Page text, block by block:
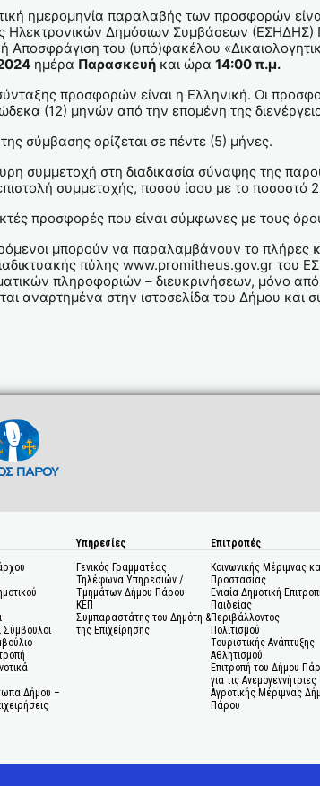
ημερομηνία παραλαβής των προσφορών
Ηλεκτρονικών Δημόσιων Συμβάσεων (ΕΣΗΔΗΣ)
Αποσφράγιση του (υπό)φακέλου
ημέρα Παρασκευή και ώρα 14:00 π.μ.
προσφορών είναι η Ελληνική. Οι
(12) μηνών από την επομένη της
σύμβασης ορίζεται σε πέντε (5) μήνες.
συμμετοχή στη διαδικασία σύναψης της
συμμετοχής, ποσού ίσου με το
προσφορές που είναι σύμφωνες με τους
μπορούν να παραλαμβάνουν το πλήρες
πύλης www.promitheus.gov.gr του
πληροφοριών – διευκρινήσεων, μόνο
αναρτημένα στην ιστοσελίδα του Δήμου
Σύμβουλοι
Δήμου –
Υπηρεσίες
Γενικός Γραμματέας
Τηλέφωνα Υπηρεσιών /
Τμημάτων Δήμου Πάρου
ΚΕΠ
Συμπαραστάτης του Δημότη &
της Επιχείρησης
Επιτροπές
Κοινωνικής Μέριμνας
Προστασίας
Ενιαία Δημοτική
Παιδείας
Περιβάλλοντος
Πολιτισμού
Τουριστικής Ανάπτυξης
Αθλητισμού
Επιτροπή του Δήμου
για τις Ανεμογεννήτριες
Αγροτικής Μέριμνας
Πάρου